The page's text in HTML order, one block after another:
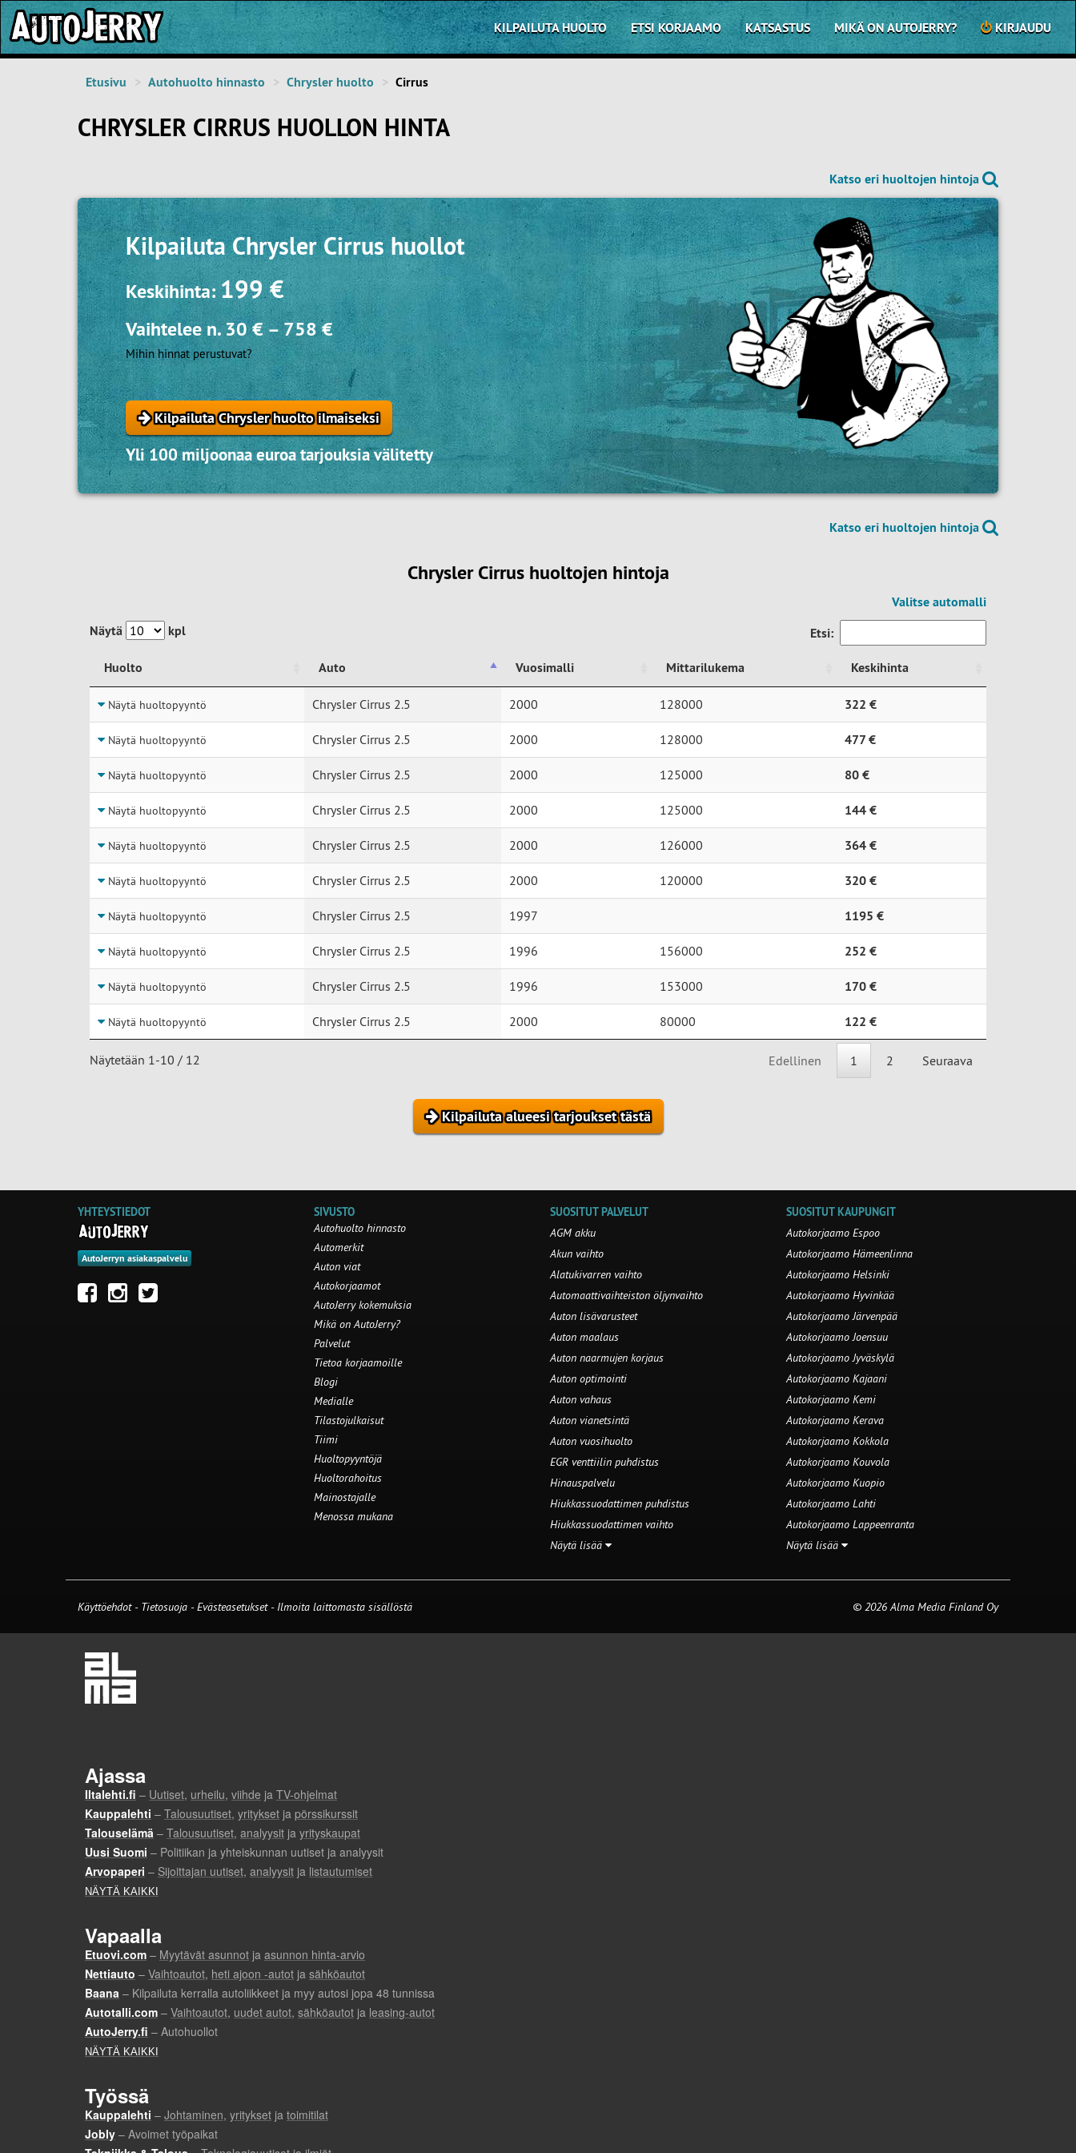
KILPAILUTA HUOLTO ETSI KORJAAMO KATSASTUS MIKÄ ON AUTOJERRY? KIRJAUDU
Etusivu Autohuolto hinnasto Chrysler huolto Cirrus
CHRYSLER CIRRUS HUOLLON HINTA
Katso eri huoltojen hintoja
KilpailutaChrysler Cirrus huollot
Keskihinta:199 €
Vaihtelee n. 30 €– 758 €
Mihin hinnat perustuvat?
Kilpailuta Chrysler huolto ilmaiseksi
Yli 100 miljoonaa euroa tarjouksia välitetty
Katso eri huoltojen hintoja
Chrysler Cirrus huoltojen hintoja
Valitse automalli
Näytä
kpl Etsi:
Huolto Auto Vuosimalli Mittarilukema
Keskihinta
Huolto
Auto Vuosimalli Mittarilukema Keskihinta
Näytä huoltopyyntö Chrysler Cirrus 2.5 2000 128000 322 €
Näytä huoltopyyntö Chrysler Cirrus 2.5 2000 128000 477 €
Näytä huoltopyyntö Chrysler Cirrus 2.5 2000 125000 80 €
Näytä huoltopyyntö Chrysler Cirrus 2.5 2000 125000 144 €
Näytä huoltopyyntö Chrysler Cirrus 2.5 2000 126000 364 €
Näytä huoltopyyntö Chrysler Cirrus 2.5 2000 120000 320 €
Näytä huoltopyyntö Chrysler Cirrus 2.5 1997 1195 €
Näytä huoltopyyntö Chrysler Cirrus 2.5 1996 156000 252 €
Näytä huoltopyyntö Chrysler Cirrus 2.5 1996 153000 170 €
Näytä huoltopyyntö Chrysler Cirrus 2.5 2000 80000 122 €
Näytetään 1-10 / 12 Edellinen 1 2 Seuraava
Kilpailuta alueesi tarjoukset tästä
YHTEYSTIEDOT
AutoJerryn asiakaspalvelu
SIVUSTO
Autohuolto hinnasto
Automerkit
Auton viat
Autokorjaamot
AutoJerry kokemuksia
Mikä on AutoJerry?
Palvelut
Tietoa korjaamoille
Blogi
Medialle
Tilastojulkaisut
Tiimi
Huoltopyyntöjä
Huoltorahoitus
Mainostajalle
Menossa mukana
SUOSITUT PALVELUT
AGM akku
Akun vaihto
Alatukivarren vaihto
Automaattivaihteiston öljynvaihto
Auton lisävarusteet
Auton maalaus
Auton naarmujen korjaus
Auton optimointi
Auton vahaus
Auton vianetsintä
Auton vuosihuolto
EGR venttiilin puhdistus
Hinauspalvelu
Hiukkassuodattimen puhdistus
Hiukkassuodattimen vaihto
Näytä lisää
SUOSITUT KAUPUNGIT
Autokorjaamo Espoo
Autokorjaamo Hämeenlinna
Autokorjaamo Helsinki
Autokorjaamo Hyvinkää
Autokorjaamo Järvenpää
Autokorjaamo Joensuu
Autokorjaamo Jyväskylä
Autokorjaamo Kajaani
Autokorjaamo Kemi
Autokorjaamo Kerava
Autokorjaamo Kokkola
Autokorjaamo Kouvola
Autokorjaamo Kuopio
Autokorjaamo Lahti
Autokorjaamo Lappeenranta
Näytä lisää
Käyttöehdot - Tietosuoja -Evästeasetukset- Ilmoita laittomasta sisällöstä © 2026 Alma Media Finland Oy